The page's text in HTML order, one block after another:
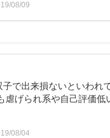
08/09
で出来損ないといわれ
虐げられ系や自己評価低
08/04